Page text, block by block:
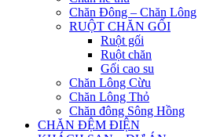
Chăn Đông – Chăn Lông
RUỘT CHĂN GỐI
Ruột gối
Ruột chăn
Gối cao su
Chăn Lông Cừu
Chăn Lông Thỏ
Chăn đông Sông Hồng
CHĂN ĐỆM ĐIỆN